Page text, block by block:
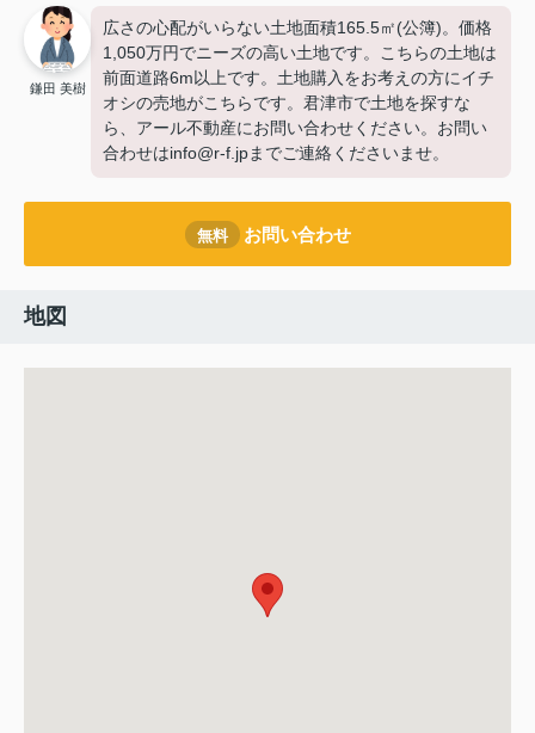
鎌田 美樹
広さの心配がいらない土地面積165.5㎡(公簿)。価格
1,050万円でニーズの高い土地です。こちらの土地は
前面道路6m以上です。土地購入をお考えの方にイチ
オシの売地がこちらです。君津市で土地を探すな
ら、アール不動産にお問い合わせください。お問い
合わせはinfo@r-f.jpまでご連絡くださいませ。
無料 お問い合わせ
地図